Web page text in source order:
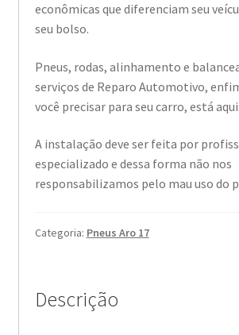
econômicas que diferenciam seu
seu bolso.
Pneus, rodas, alinhamento e
serviços de Reparo Automotivo,
você precisar para seu carro, está aqui.
A instalação deve ser feita por
especializado e dessa forma não nos
responsabilizamos pelo mau uso do
Categoria: Pneus Aro 17
Descrição